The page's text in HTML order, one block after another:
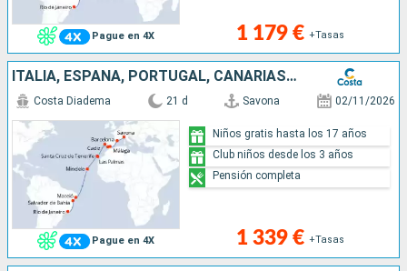
Pague en 4X 1 179 € +Tasas
ITALIA, ESPAÑA, PORTUGAL, CANARIAS, CABO VERDE, BRASIL
Pague en 4X
Costa Diadema 21 d Savona 02/11/2026
1 339 € +Tasas
Niños gratis hasta los 17 años
Club niños desde los 3 años
Pensión completa